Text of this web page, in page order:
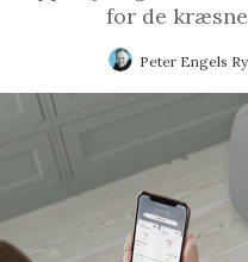
for de
Peter Engels